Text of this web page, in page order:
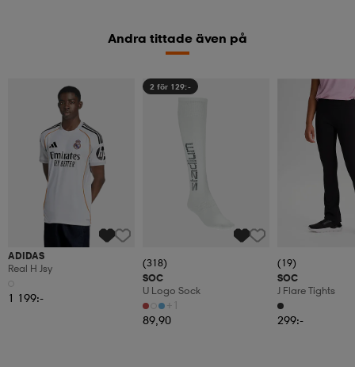
Andra tittade även på
ADIDAS
Real H Jsy
1 199:-
2 för 129:-
(318)
SOC
U Logo Sock
+1
89,90
(19)
SOC
J Flare Tights
299:-